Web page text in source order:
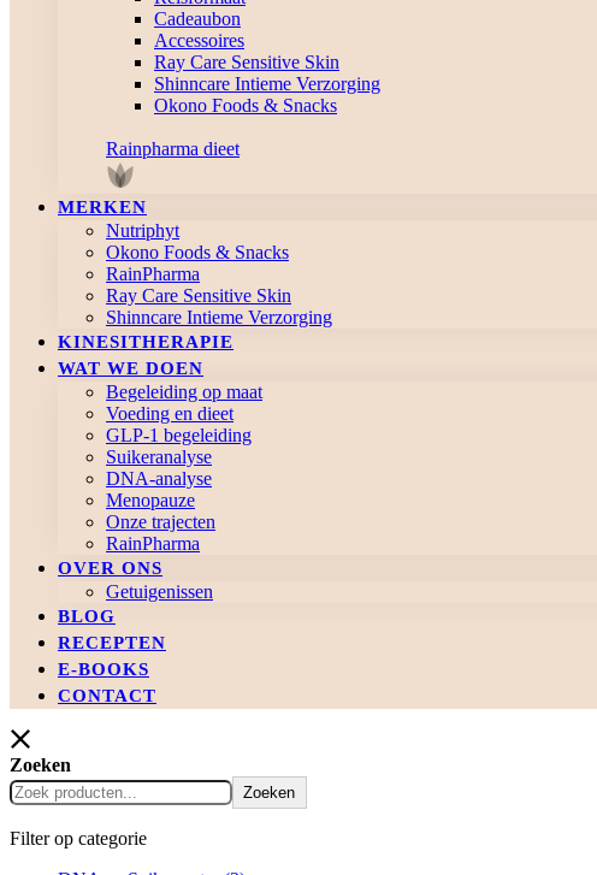
Cadeaubon
Accessoires
Ray Care Sensitive Skin
Shinncare Intieme Verzorging
Okono Foods & Snacks
Rainpharma dieet
MERKEN
Nutriphyt
Okono Foods & Snacks
RainPharma
Ray Care Sensitive Skin
Shinncare Intieme Verzorging
KINESITHERAPIE
WAT WE DOEN
Begeleiding op maat
Voeding en dieet
GLP-1 begeleiding
Suikeranalyse
DNA-analyse
Menopauze
Onze trajecten
RainPharma
OVER ONS
Getuigenissen
BLOG
RECEPTEN
E-BOOKS
CONTACT
Zoeken
Zoeken
Filter op categorie